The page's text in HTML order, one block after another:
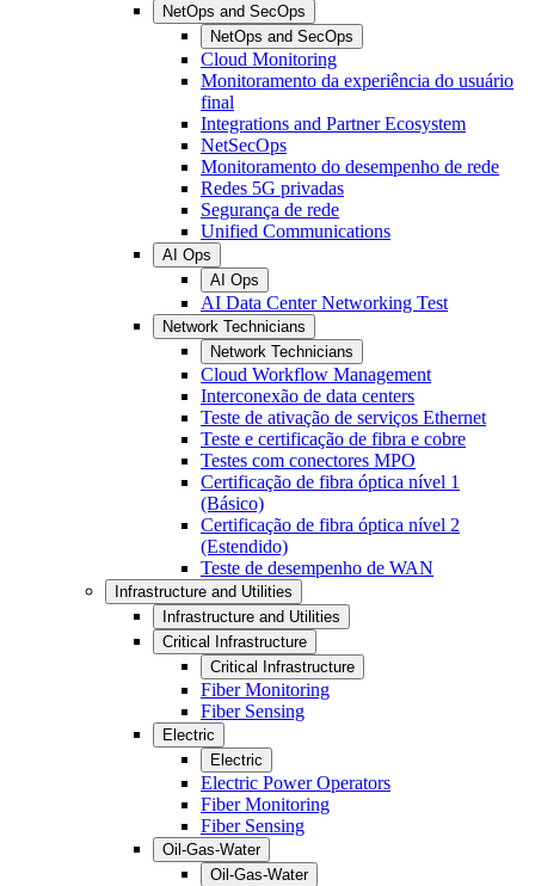
NetOps and SecOps
NetOps and SecOps
Cloud Monitoring
Monitoramento da experiência do usuário
final
Integrations and Partner Ecosystem
NetSecOps
Monitoramento do desempenho de rede
Redes 5G privadas
Segurança de rede
Unified Communications
AI Ops
AI Ops
AI Data Center Networking Test
Network Technicians
Network Technicians
Cloud Workflow Management
Interconexão de data centers
Teste de ativação de serviços Ethernet
Teste e certificação de fibra e cobre
Testes com conectores MPO
Certificação de fibra óptica nível 1
(Básico)
Certificação de fibra óptica nível 2
(Estendido)
Teste de desempenho de WAN
Infrastructure and Utilities
Infrastructure and Utilities
Critical Infrastructure
Critical Infrastructure
Fiber Monitoring
Fiber Sensing
Electric
Electric
Electric Power Operators
Fiber Monitoring
Fiber Sensing
Oil-Gas-Water
Oil-Gas-Water